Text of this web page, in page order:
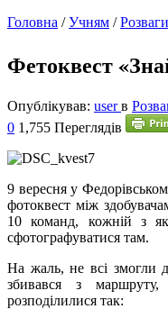
Головна /Учням /Розваги
Фетоквест
Опублікував: userв
0 1,755 Переглядів
9 вересня у
фотоквест між
10 команд, кожній з
сфотографуватися там.
На жаль, не всі змогли
збивався з
розподілилися так: